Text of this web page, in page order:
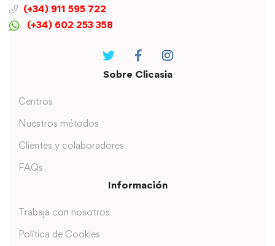
(+34) 911 595 722
(+34) 602 253 358
Sobre Clicasia
Centros
Nuestros métodos
Clientes y colaboradores
FAQs
Información
Trabaja con nosotros
Política de Cookies